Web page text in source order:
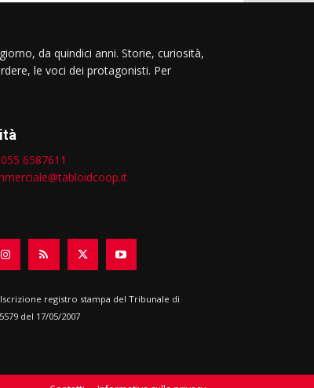
da quindici anni. Storie, curiosità,
le voci dei protagonisti. Per
055 6587611
registro stampa del Tribunale di
del 17/05/2007